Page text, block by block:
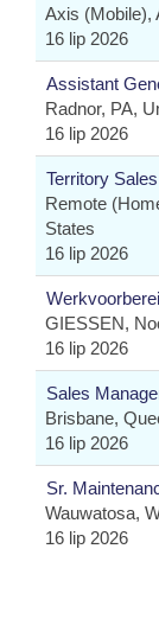
Axis (Mobile),
16 lip 2026
Assistant
Radnor, PA,
16 lip 2026
Territory
Remote
States
16 lip 2026
GIESSEN,
16 lip 2026
Sales
Brisbane,
16 lip 2026
Sr.
Wauwatosa,
16 lip 2026